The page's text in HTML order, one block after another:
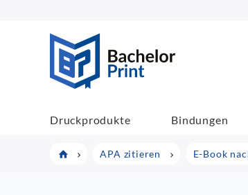
Druckprodukte Bindungen
APA zitieren E-Book